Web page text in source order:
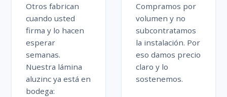
Otros fabrican
cuando usted
firma y lo hacen
esperar
semanas.
Nuestra lámina
aluzinc ya está en
bodega:
Compramos por
volumen y no
subcontratamos
la instalación. Por
eso damos precio
claro y lo
sostenemos.